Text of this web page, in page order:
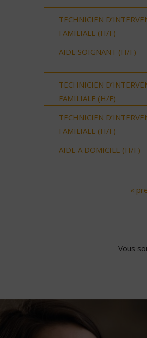
TECHNICIEN
FAMILIALE (H/F)
AIDE SOIGNANT (H/F)
TECHNICIEN
FAMILIALE (H/F)
TECHNICIEN
FAMILIALE (H/F)
AIDE A DOMICILE (H/F)
«
Vous